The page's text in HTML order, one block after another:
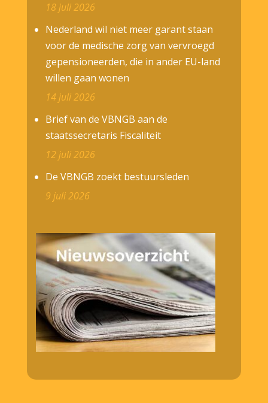
18 juli 2026
Nederland wil niet meer garant staan
voor de medische zorg van vervroegd
gepensioneerden, die in ander EU-land
willen gaan wonen
14 juli 2026
Brief van de VBNGB aan de
staatssecretaris Fiscaliteit
12 juli 2026
De VBNGB zoekt bestuursleden
9 juli 2026